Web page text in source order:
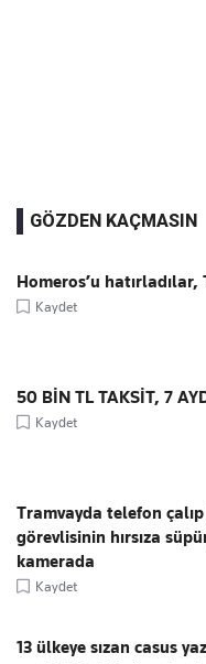
GÖZDEN KAÇMASIN
Homeros’u
Kaydet
50 BİN TL TAKSİT, 7
Kaydet
Tramvayda telefon
görevlisinin hırsıza
kamerada
Kaydet
13 ülkeye sızan casus